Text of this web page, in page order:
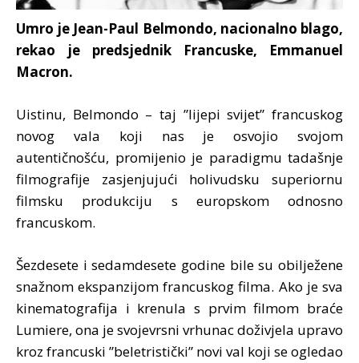
Umro je Jean-Paul Belmondo, nacionalno blago,
rekao je predsjednik Francuske, Emmanuel
Macron.
Uistinu, Belmondo – taj ”lijepi svijet” francuskog
novog vala koji nas je osvojio svojom
autentičnošću, promijenio je paradigmu tadašnje
filmografije zasjenjujući holivudsku superiornu
filmsku produkciju s europskom odnosno
francuskom.
Šezdesete i sedamdesete godine bile su obilježene
snažnom ekspanzijom francuskog filma. Ako je sva
kinematografija i krenula s prvim filmom braće
Lumiere, ona je svojevrsni vrhunac doživjela upravo
kroz francuski ”beletristički” novi val koji se ogledao